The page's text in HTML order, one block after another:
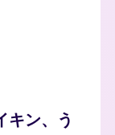
キン、う